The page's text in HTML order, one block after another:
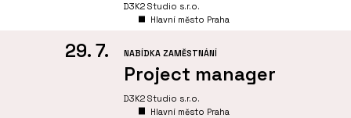
D3K2 Studio s.r.o.
Hlavní město Praha
29. 7. NABÍDKA ZAMĚSTNÁNÍ
Project manager
D3K2 Studio s.r.o.
Hlavní město Praha